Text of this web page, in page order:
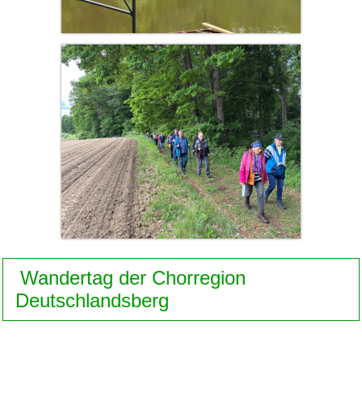
Wandertag der Chorregion
Deutschlandsberg